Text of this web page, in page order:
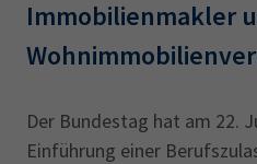
Immobilienmakler
Der Bundestag hat am 22.
Einführung einer